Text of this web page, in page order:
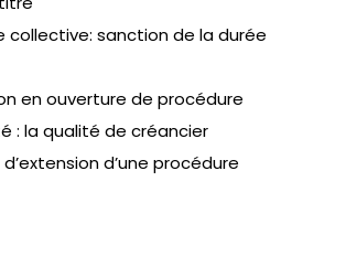
collective: sanction de la durée
en ouverture de procédure
: la qualité de créancier
d’une procédure